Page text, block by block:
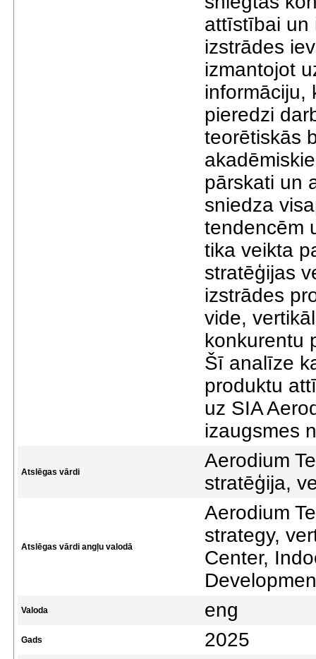
attīstībai un
izstrādes
izmantojot
informāciju,
pieredzi
teorētiskās
pārskati un
sniedza
tendencēm
tika veikta
stratēģijas
izstrādes
vide,
konkurentu
Šī analīze
produktu
uz SIA
izaugsmes
Atslēgas vārdi
Aerodium
stratēģija,
Atslēgas vārdi angļu valodā
Aerodium
strategy,
Center,
Valoda eng
Gads
2025